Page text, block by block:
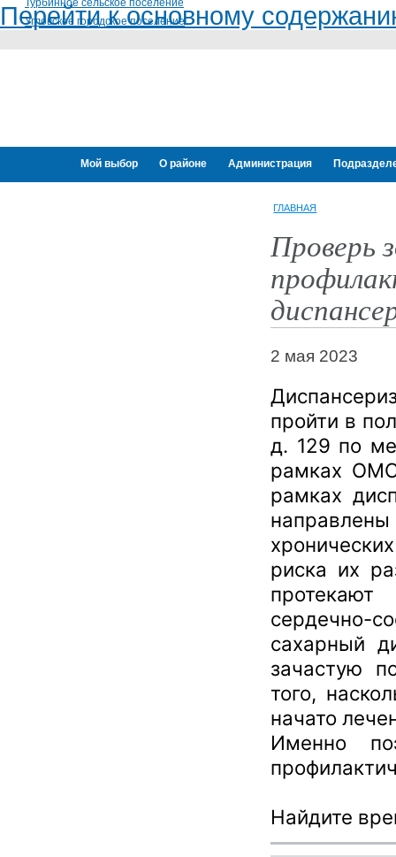
Перейти к основному
Турбинное сельское поселение
Угловское городское поселение
Мой выбор О районе Администрация
ГЛАВНАЯ
Проверь
2 мая 2023
пройти в
д. 129 по
рамках
рамках
риска их
сердечно-
сахарный
зачастую
того,
начато
Именно
Найдите